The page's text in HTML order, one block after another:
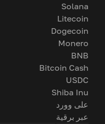
Solana
Litecoin
Dogecoin
Monero
BNB
Bitcoin Cash
USDC
Shiba Inu
على وورد
عبر برقية